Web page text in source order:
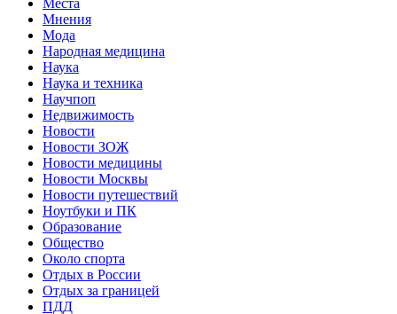
Мнения
Мода
Народная медицина
Наука
Наука и техника
Научпоп
Недвижимость
Новости
Новости ЗОЖ
Новости медицины
Новости Москвы
Новости путешествий
Ноутбуки и ПК
Образование
Общество
Около спорта
Отдых в России
Отдых за границей
ПДД